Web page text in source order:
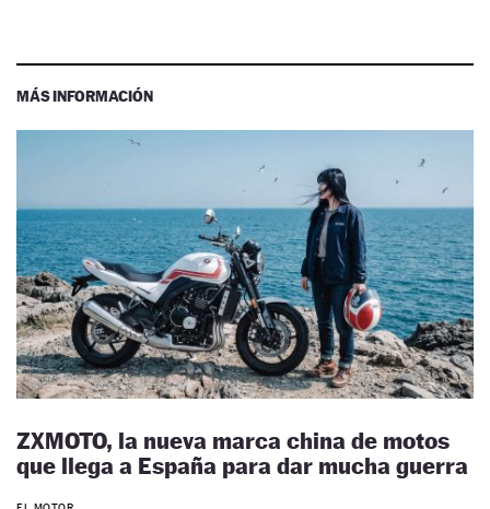
MÁS INFORMACIÓN
ZXMOTO, la nueva marca china de motos
que llega a España para dar mucha guerra